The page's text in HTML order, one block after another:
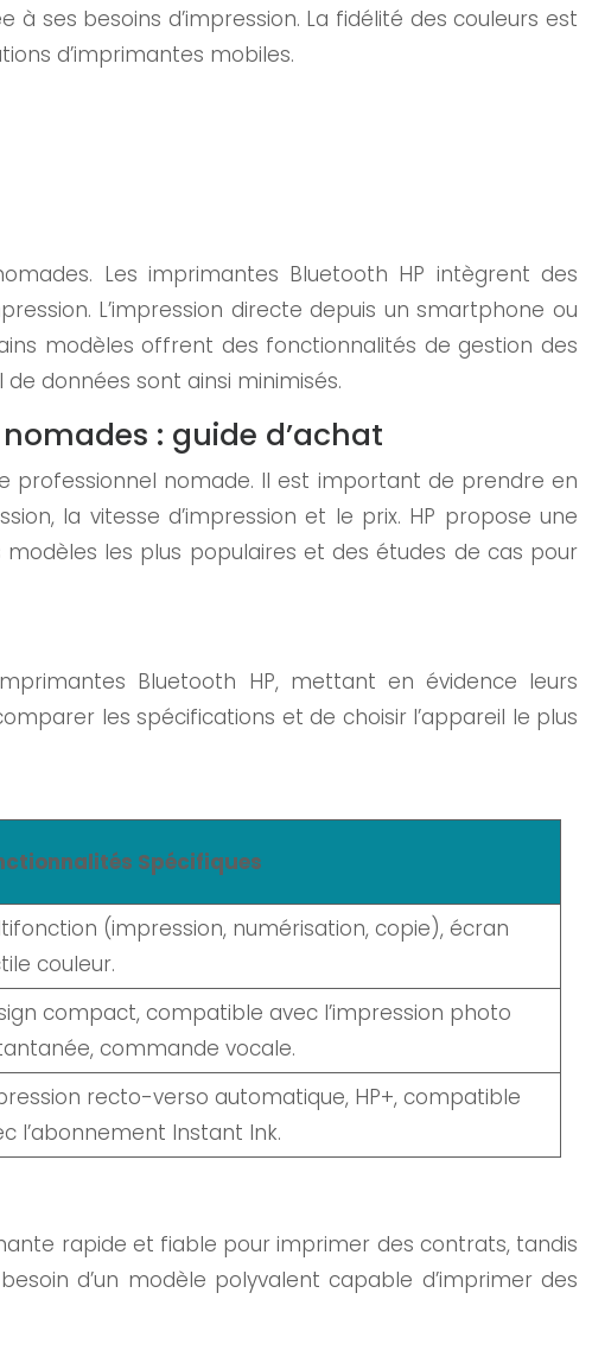
ses besoins d’impression. La fidélité des couleurs est
d’imprimantes mobiles.
Les imprimantes Bluetooth HP intègrent des
L’impression directe depuis un smartphone ou
modèles offrent des fonctionnalités de gestion des
données sont ainsi minimisés.
: guide d’achat
professionnel nomade. Il est important de prendre en
la vitesse d’impression et le prix. HP propose une
les plus populaires et des études de cas pour
Bluetooth HP, mettant en évidence leurs
les spécifications et de choisir l’appareil le plus
Spécifiques
(impression, numérisation, copie), écran
couleur.
compact, compatible avec l’impression photo
commande vocale.
recto-verso automatique, HP+, compatible
l’abonnement Instant Ink.
rapide et fiable pour imprimer des contrats, tandis
d’un modèle polyvalent capable d’imprimer des